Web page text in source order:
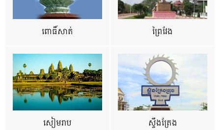
ពោធិ៍សាត់ ព្រៃវែង
សៀមរាប ស្ទឹងត្រែង